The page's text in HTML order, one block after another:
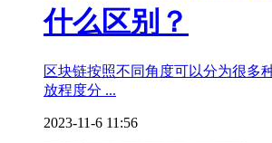
什么区别？
区块链按照不同角度可以分为很多
放程度分 ...
2023-11-6 11:56